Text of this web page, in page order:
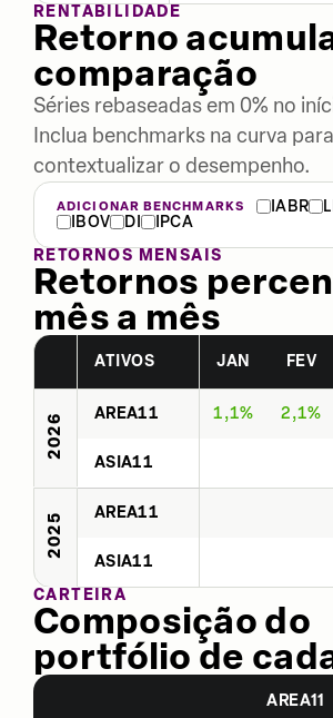
RENTABILIDADE
Retorno
comparação
Séries rebaseadas em 0% no
Inclua benchmarks na curva para
contextualizar o desempenho.
ADICIONAR BENCHMARKS IABR
IBOV
DI
IPCA
RETORNOS MENSAIS
Retornos
mês a mês
ATIVOS JAN FEV
2026 AREA11 1,1% 2,1%
ASIA11
2025 AREA11
ASIA11
CARTEIRA
Composição do
portfólio de
AREA11